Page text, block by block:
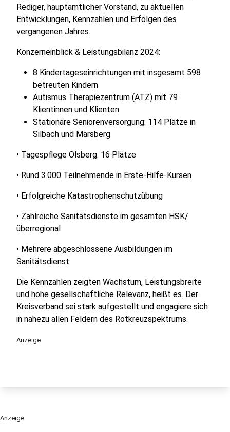
Rediger, hauptamtlicher Vorstand, zu aktuellen
Entwicklungen, Kennzahlen und Erfolgen des
vergangenen Jahres.
Konzerneinblick & Leistungsbilanz 2024:
8 Kindertageseinrichtungen mit insgesamt 598
betreuten Kindern
Autismus Therapiezentrum (ATZ) mit 79
Klientinnen und Klienten
Stationäre Seniorenversorgung: 114 Plätze in
Silbach und Marsberg
• Tagespflege Olsberg: 16 Plätze
• Rund 3.000 Teilnehmende in Erste-Hilfe-Kursen
• Erfolgreiche Katastrophenschutzübung
• Zahlreiche Sanitätsdienste im gesamten HSK/
überregional
• Mehrere abgeschlossene Ausbildungen im
Sanitätsdienst
Die Kennzahlen zeigten Wachstum, Leistungsbreite
und hohe gesellschaftliche Relevanz, heißt es. Der
Kreisverband sei stark aufgestellt und engagiere sich
in nahezu allen Feldern des Rotkreuzspektrums.
Anzeige
Anzeige